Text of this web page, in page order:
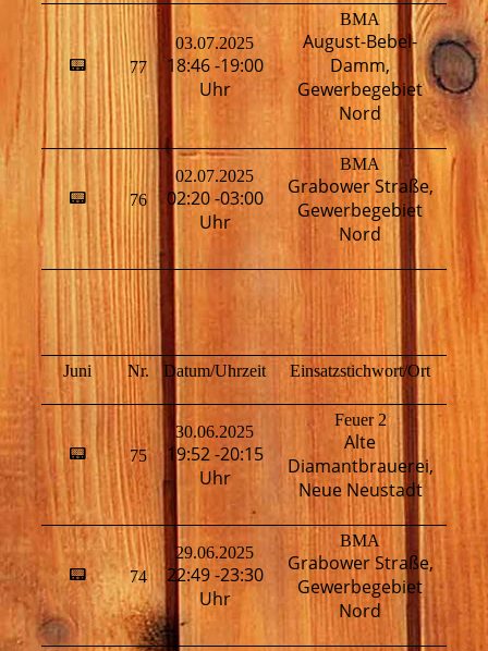
📟 77
03.07.2025
18:46 -19:00
Uhr
BMA
August-Bebel-
Damm,
Gewerbegebiet
Nord
📟 76
02.07.2025
02:20 -03:00
Uhr
BMA
Grabower Straße,
Gewerbegebiet
Nord
Juni Nr. Datum/Uhrzeit Einsatzstichwort/Ort
📟 75
30.06.2025
19:52 -20:15
Uhr
Feuer 2
Alte
Diamantbrauerei,
Neue Neustadt
📟 74
29.06.2025
22:49 -23:30
Uhr
BMA
Grabower Straße,
Gewerbegebiet
Nord